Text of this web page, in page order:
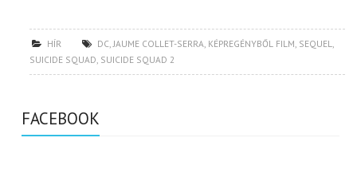
HÍR DC,JAUME COLLET-SERRA, KÉPREGÉNYBŐL FILM, SEQUEL,
SUICIDE SQUAD, SUICIDE SQUAD 2
FACEBOOK